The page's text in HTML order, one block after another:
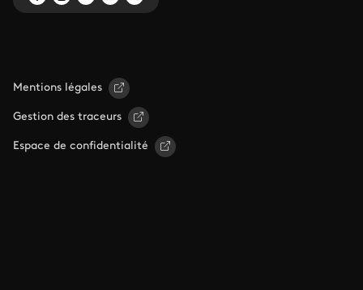
Mentions légales
Gestion des traceurs
Espace de confidentialité